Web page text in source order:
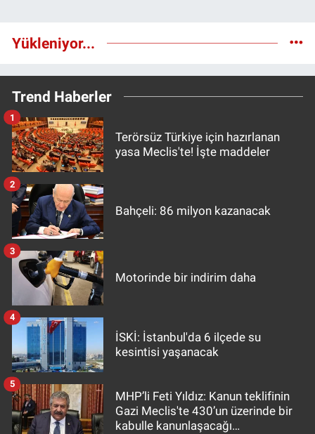
Yükleniyor...
Trend Haberler
Terörsüz Türkiye için hazırlanan
yasa Meclis'te! İşte maddeler
1
Bahçeli: 86 milyon kazanacak
2
Motorinde bir indirim daha
3
İSKİ: İstanbul'da 6 ilçede su
kesintisi yaşanacak
4
MHP’li Feti Yıldız: Kanun teklifinin
Gazi Meclis'te 430’un üzerinde bir
kabulle kanunlaşacağı
5